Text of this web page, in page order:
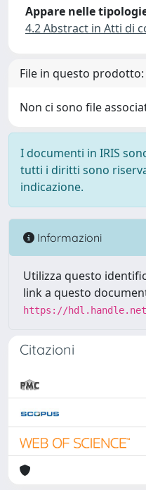
Appare nelle
4.2 Abstract in Atti di
File in questo prodotto:
Non ci sono file
I documenti in IRIS
tutti i diritti sono
indicazione.
Informazioni
Utilizza questo
link a questo
https://hdl.handle.net/
Citazioni